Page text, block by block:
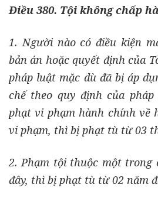
Điều 380. Tội không chấp
1. Người nào có điều kiện
bản án hoặc quyết định của
pháp luật mặc dù đã bị áp
chế theo quy định của
phạt vi phạm hành chính về
vi phạm, thì bị phạt tù từ 03
2. Phạm tội thuộc một trong
đây, thì bị phạt tù từ 02 năm